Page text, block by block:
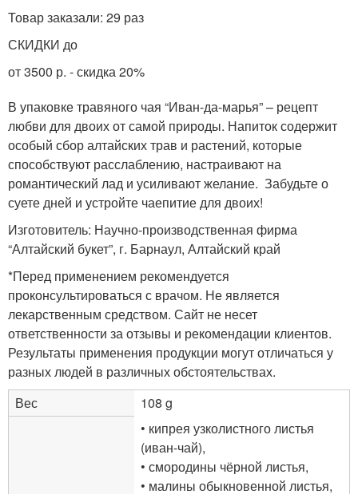
Товар заказали: 29 раз
СКИДКИ до
от 3500 р. - скидка 20%
В упаковке травяного чая “Иван-да-марья” – рецепт
любви для двоих от самой природы. Напиток содержит
особый сбор алтайских трав и растений, которые
способствуют расслаблению, настраивают на
романтический лад и усиливают желание. Забудьте о
суете дней и устройте чаепитие для двоих!
Изготовитель: Научно-производственная фирма
“Алтайский букет”, г. Барнаул, Алтайский край
*Перед применением рекомендуется
проконсультироваться с врачом. Не является
лекарственным средством. Сайт не несет
ответственности за отзывы и рекомендации клиентов.
Результаты применения продукции могут отличаться у
разных людей в различных обстоятельствах.
Вес
108 g
• кипрея узколистного листья
(иван-чай),
• смородины чёрной листья,
• малины обыкновенной листья,